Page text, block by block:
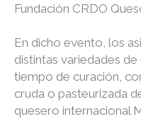
Fundación CRDO
En dicho evento, los
distintas variedades
tiempo de curación,
cruda o pasteurizada
quesero internacional